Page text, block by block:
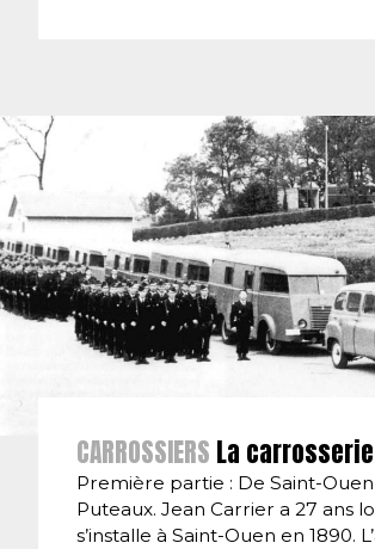
CARROSSIERS La
Première partie : De Saint-Ouen
Puteaux. Jean Carrier a 27 ans
s’installe à Saint-Ouen en 1890.